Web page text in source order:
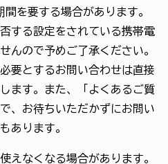
を要する場合があります。
する設定をされている携帯電
んので予めご了承ください。
要とするお問い合わせは直接
ます。また、「よくあるご質
、お待ちいただかずにお問い
あります。
えなくなる場合があります。